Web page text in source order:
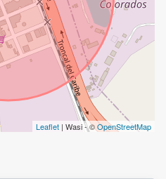
Leaflet | Wasi - ©OpenStreetMap